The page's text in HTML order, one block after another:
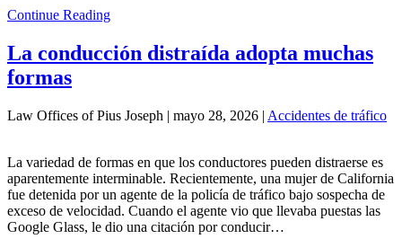
Continue Reading
La conducción distraída adopta muchas
formas
Law Offices of Pius Joseph | mayo 28, 2026 | Accidentes de tráfico
La variedad de formas en que los conductores pueden distraerse es
aparentemente interminable. Recientemente, una mujer de California
fue detenida por un agente de la policía de tráfico bajo sospecha de
exceso de velocidad. Cuando el agente vio que llevaba puestas las
Google Glass, le dio una citación por conducir…